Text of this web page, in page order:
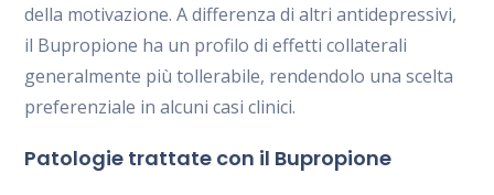
della motivazione. A differenza di altri antidepressivi,
il Bupropione ha un profilo di effetti collaterali
generalmente più tollerabile, rendendolo una scelta
preferenziale in alcuni casi clinici.
Patologie trattate con il Bupropione